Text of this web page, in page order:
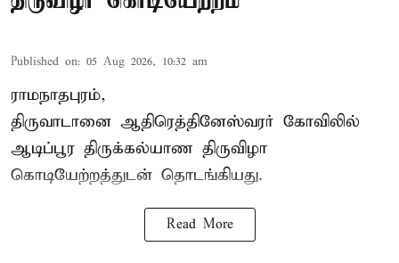
Published on: 05 Aug 2026, 10:32 am
ராமநாதபுரம்,
திருவாடானை ஆதிரெத்தினேஸ்வரர் கோவிலில்
ஆடிப்பூர திருக்கல்யாண திருவிழா
கொடியேற்றத்துடன் தொடங்கியது.
Read More